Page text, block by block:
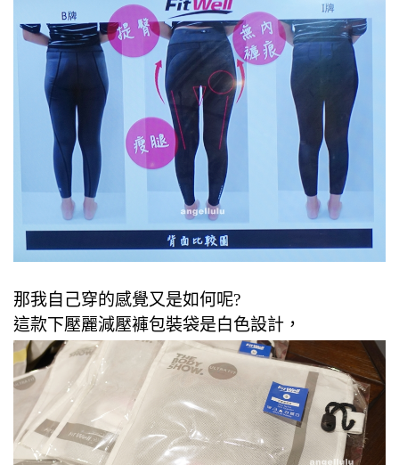
那我自己穿的感覺又是如何呢?
這款下壓麗減壓褲包裝袋是白色設計，